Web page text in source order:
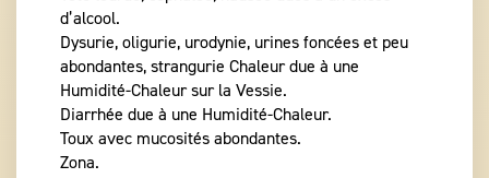
d’alcool.
Dysurie, oligurie, urodynie, urines foncées et peu
abondantes, strangurie Chaleur due à une
Humidité-Chaleur sur la Vessie.
Diarrhée due à une Humidité-Chaleur.
Toux avec mucosités abondantes.
Zona.